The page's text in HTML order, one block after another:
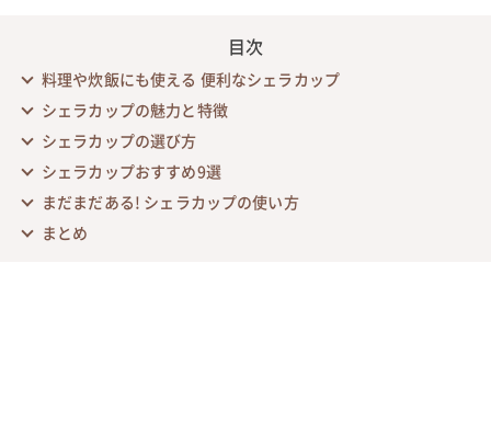
目次
料理や炊飯にも使える 便利なシェラカップ
シェラカップの魅力と特徴
シェラカップの選び方
シェラカップおすすめ9選
まだまだある! シェラカップの使い方
まとめ